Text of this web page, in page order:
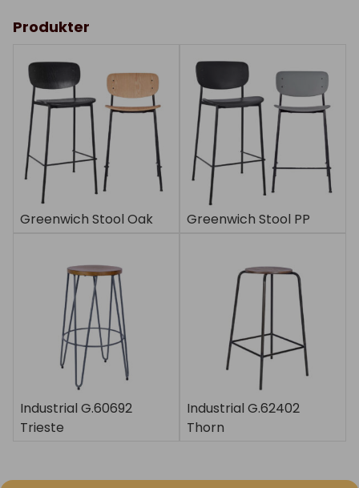
Produkter
Greenwich Stool Oak Greenwich Stool PP
Industrial G.60692
Trieste
Industrial G.62402
Thorn